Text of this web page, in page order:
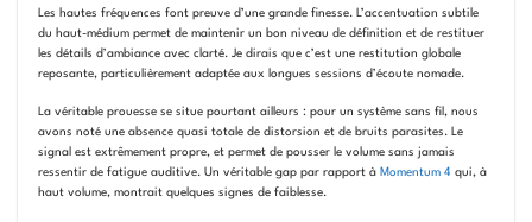
Les hautes fréquences font preuve d’une grande finesse. L’accentuation subtile
du haut-médium permet de maintenir un bon niveau de définition et de restituer
les détails d’ambiance avec clarté. Je dirais que c’est une restitution globale
reposante, particulièrement adaptée aux longues sessions d’écoute nomade.
La véritable prouesse se situe pourtant ailleurs : pour un système sans fil, nous
avons noté une absence quasi totale de distorsion et de bruits parasites. Le
signal est extrêmement propre, et permet de pousser le volume sans jamais
ressentir de fatigue auditive. Un véritable gap par rapport à Momentum 4 qui, à
haut volume, montrait quelques signes de faiblesse.